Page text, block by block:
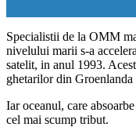
Specialistii de la OMM
nivelului marii s-a
satelit, in anul 1993.
ghetarilor din
Iar oceanul, care
cel mai scump tribut.